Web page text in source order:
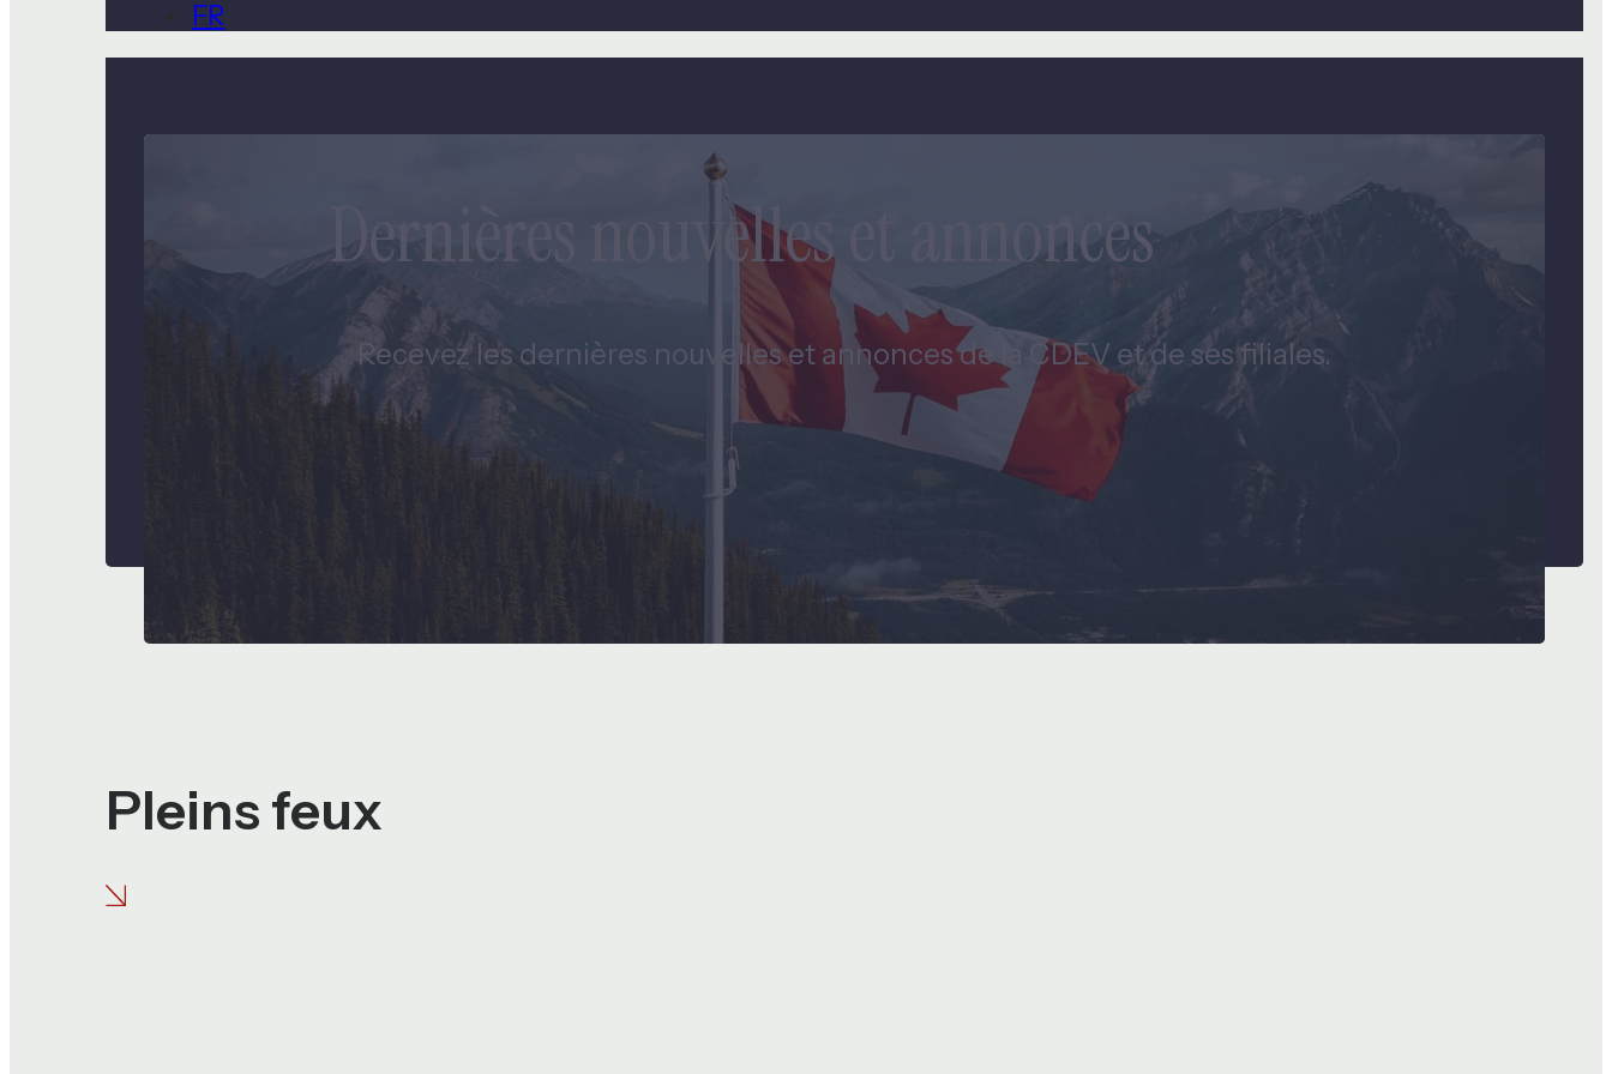
FR
Dernières nouvelles et annonces
Recevez les dernières nouvelles et annonces de la CDEV et de ses filiales.
Pleins feux